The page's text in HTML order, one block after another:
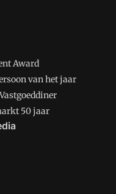
Award
van het jaar
50 jaar